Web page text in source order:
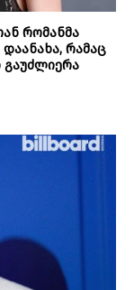
რომანმა
რამაც
გაუძლიერა